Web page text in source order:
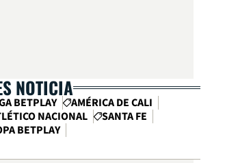
NOTICIA
BETPLAY
AMÉRICA DE CALI
NACIONAL
SANTA FE
BETPLAY